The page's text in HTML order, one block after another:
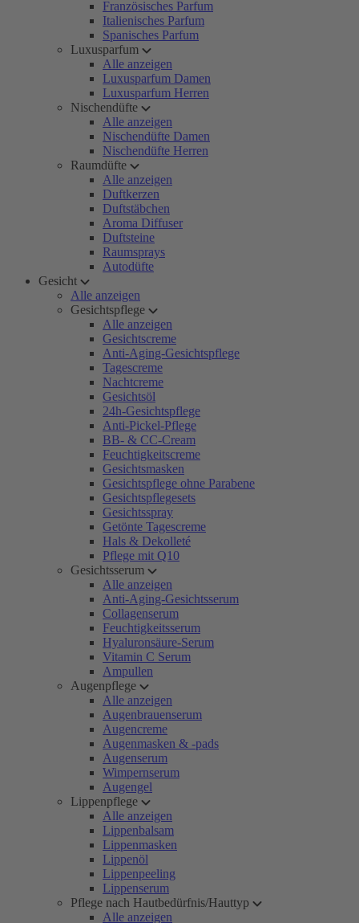
Französisches Parfum
Italienisches Parfum
Spanisches Parfum
Luxusparfum
Alle anzeigen
Luxusparfum Damen
Luxusparfum Herren
Nischendüfte
Alle anzeigen
Nischendüfte Damen
Nischendüfte Herren
Raumdüfte
Alle anzeigen
Duftkerzen
Duftstäbchen
Aroma Diffuser
Duftsteine
Raumsprays
Autodüfte
Gesicht
Alle anzeigen
Gesichtspflege
Alle anzeigen
Gesichtscreme
Anti-Aging-Gesichtspflege
Tagescreme
Nachtcreme
Gesichtsöl
24h-Gesichtspflege
Anti-Pickel-Pflege
BB- & CC-Cream
Feuchtigkeitscreme
Gesichtsmasken
Gesichtspflege ohne Parabene
Gesichtspflegesets
Gesichtsspray
Getönte Tagescreme
Hals & Dekolleté
Pflege mit Q10
Gesichtsserum
Alle anzeigen
Anti-Aging-Gesichtsserum
Collagenserum
Feuchtigkeitsserum
Hyaluronsäure-Serum
Vitamin C Serum
Ampullen
Augenpflege
Alle anzeigen
Augenbrauenserum
Augencreme
Augenmasken & -pads
Augenserum
Wimpernserum
Augengel
Lippenpflege
Alle anzeigen
Lippenbalsam
Lippenmasken
Lippenöl
Lippenpeeling
Lippenserum
Pflege nach Hautbedürfnis/Hauttyp
Alle anzeigen